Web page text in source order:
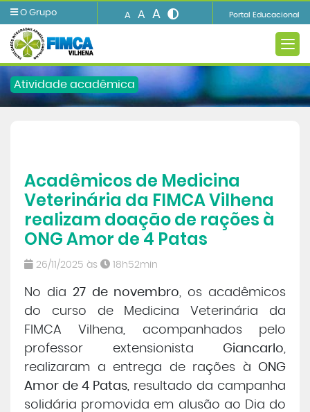
O Grupo A A A Portal Educacional
Cursos de Graduação
Ensino
Informações e Serviços
Biblioteca
Imprensa
Central de Atendimento
Atividade acadêmica
Acadêmicos de Medicina
Veterinária da FIMCA Vilhena
realizam doação de rações à
ONG Amor de 4 Patas
26/11/2025 às 18h52min
No dia27 de novembro, os acadêmicos
do curso de Medicina Veterinária da
FIMCA Vilhena, acompanhados pelo
professor extensionista Giancarlo,
realizaram a entrega de rações à ONG
Amor de 4 Patas, resultado da campanha
solidária promovida em alusão ao Dia do